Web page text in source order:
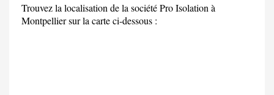
Trouvez la localisation de la société Pro Isolation à
Montpellier sur la carte ci-dessous :